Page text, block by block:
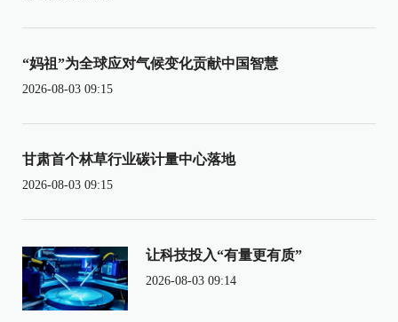
“妈祖”为全球应对气候变化贡献中国智慧
2026-08-03 09:15
甘肃首个林草行业碳计量中心落地
2026-08-03 09:15
让科技投入“有量更有质”
2026-08-03 09:14